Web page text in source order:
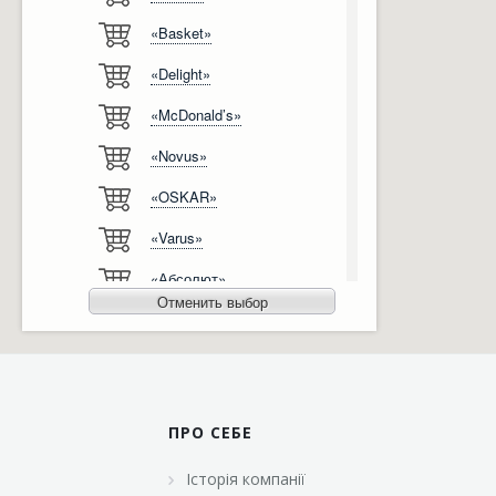
Відгуки
Ліцензії, сертифікати, дипломи
Автоматизація
Сервіс
«Basket»
«Delight»
«McDonald’s»
«Novus»
«OSKAR»
«Varus»
«Абсолют»
«Агро-Овен»
«Бімаркет»
«Брусничка»
Отменить выбор
ПРО СЕБЕ
Історія компанії